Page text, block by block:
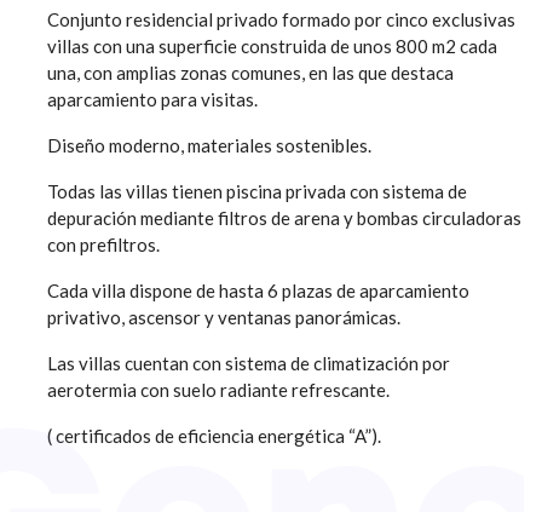
Conjunto residencial privado formado por cinco exclusivas
villas con una superficie construida de unos 800 m2 cada
una, con amplias zonas comunes, en las que destaca
aparcamiento para visitas.
Diseño moderno, materiales sostenibles.
Todas las villas tienen piscina privada con sistema de
depuración mediante filtros de arena y bombas circuladoras
con prefiltros.
Cada villa dispone de hasta 6 plazas de aparcamiento
privativo, ascensor y ventanas panorámicas.
Las villas cuentan con sistema de climatización por
aerotermia con suelo radiante refrescante.
( certificados de eficiencia energética “A”).